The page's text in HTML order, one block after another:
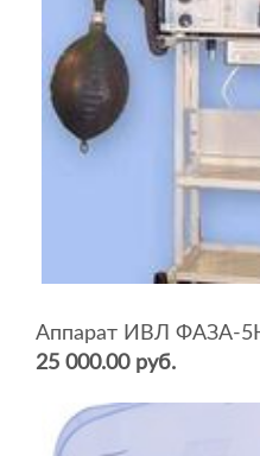
Аппарат ИВЛ ФАЗА-
25 000.00 руб.